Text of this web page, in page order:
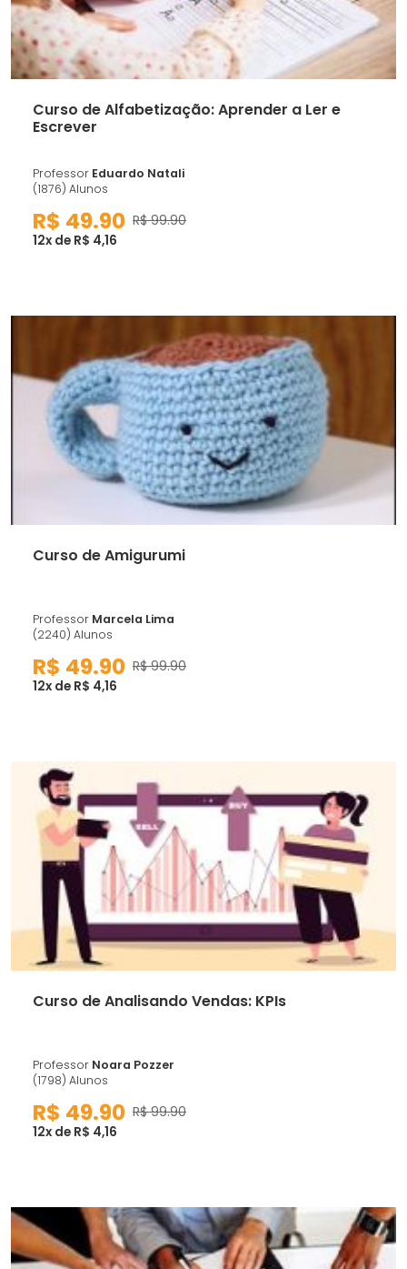
Curso de Alfabetização: Aprender a Ler e
Escrever
Professor Eduardo Natali
(1876) Alunos
R$ 49.90 R$ 99.90
12x de R$ 4,16
Curso de Amigurumi
Professor Marcela Lima
(2240) Alunos
R$ 49.90 R$ 99.90
12x de R$ 4,16
Curso de Analisando Vendas: KPIs
Professor Noara Pozzer
(1798) Alunos
R$ 49.90 R$ 99.90
12x de R$ 4,16